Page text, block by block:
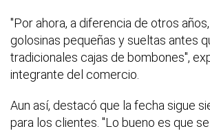
"Por ahora, a diferencia de otros
golosinas pequeñas y sueltas antes
tradicionales cajas de bombones",
integrante del comercio.
Aun así, destacó que la fecha sigue
para los clientes. "Lo bueno es que